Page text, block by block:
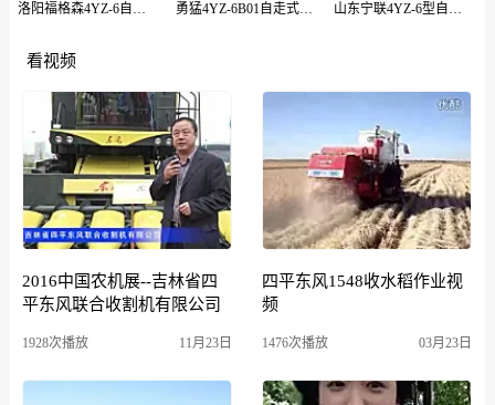
洛阳福格森4YZ-6自走式玉米收获机 勇猛4YZ-6B01自走式玉米收获机 山东宁联4YZ-6型自走式玉米籽粒收获机
看视频
2016中国农机展--吉林省四
平东风联合收割机有限公司
1928次播放 11月23日
四平东风1548收水稻作业视
频
1476次播放 03月23日